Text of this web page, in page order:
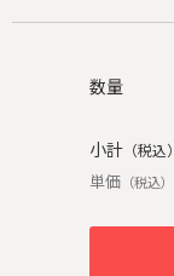
数量
小計 （税込）
単価 （税込）